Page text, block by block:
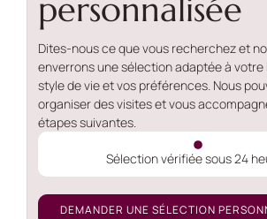
personnalisée
Dites-nous ce que vous recherchez et
enverrons une sélection adaptée à
style de vie et vos préférences. Nous
organiser des visites et vous
étapes suivantes.
Sélection vérifiée sous 24
DEMANDER UNE SÉLECTION